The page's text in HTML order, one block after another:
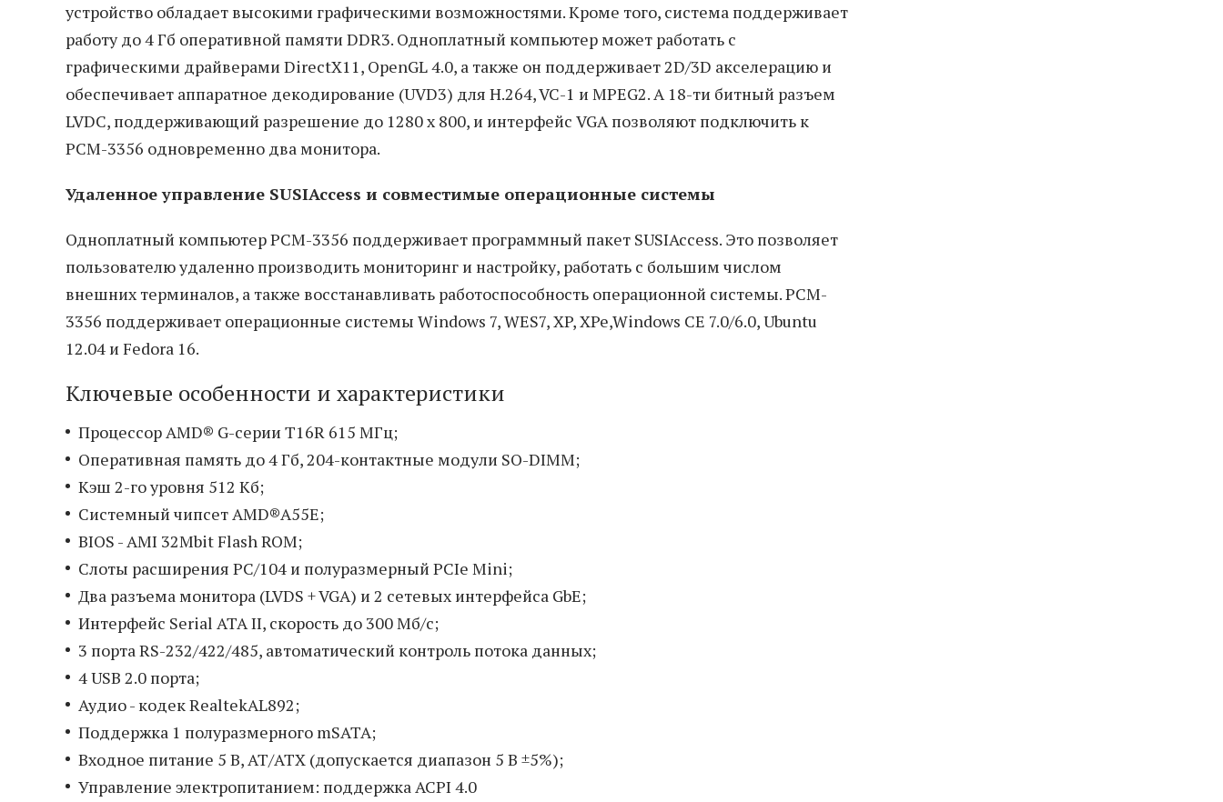
устройство обладает высокими графическими возможностями. Кроме того, система поддерживает
работу до 4 Гб оперативной памяти DDR3. Одноплатный компьютер может работать с
графическими драйверами DirectX11, OpenGL 4.0, а также он поддерживает 2D/3D акселерацию и
обеспечивает аппаратное декодирование (UVD3) для H.264, VC-1 и MPEG2. А 18-ти битный разъем
LVDC, поддерживающий разрешение до 1280 х 800, и интерфейс VGA позволяют подключить к
PCM-3356 одновременно два монитора.
Удаленное управление SUSIAccess и совместимые операционные системы
Одноплатный компьютер PCM-3356 поддерживает программный пакет SUSIAccess. Это позволяет
пользователю удаленно производить мониторинг и настройку, работать с большим числом
внешних терминалов, а также восстанавливать работоспособность операционной системы. PCM-
3356 поддерживает операционные системы Windows 7, WES7, XP, XPe,Windows CE 7.0/6.0, Ubuntu
12.04 и Fedora 16.
Ключевые особенности и характеристики
Процессор AMD® G-серии T16R 615 МГц;
Оперативная память до 4 Гб, 204-контактные модули SO-DIMM;
Кэш 2-го уровня 512 Кб;
Системный чипсет AMD®A55E;
BIOS - AMI 32Mbit Flash ROM;
Слоты расширения PC/104 и полуразмерный PCIe Mini;
Два разъема монитора (LVDS + VGA) и 2 сетевых интерфейса GbE;
Интерфейс Serial ATA II, скорость до 300 Мб/с;
3 порта RS-232/422/485, автоматический контроль потока данных;
4 USB 2.0 порта;
Аудио - кодек RealtekAL892;
Поддержка 1 полуразмерного mSATA;
Входное питание 5 В, AT/ATX (допускается диапазон 5 В ±5%);
Управление электропитанием: поддержка АСPI 4.0